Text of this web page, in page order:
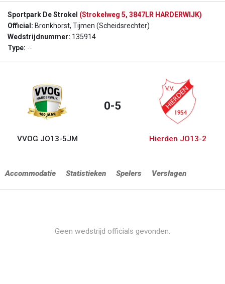
Sportpark De Strokel (Strokelweg 5, 3847LR HARDERWIJK)
Official: Bronkhorst, Tijmen (Scheidsrechter)
Wedstrijdnummer: 135914
Type: --
VVOG JO13-5JM
0-5
Hierden JO13-2
Accommodatie Statistieken Spelers Verslagen
Geen wedstrijd officials gevonden.